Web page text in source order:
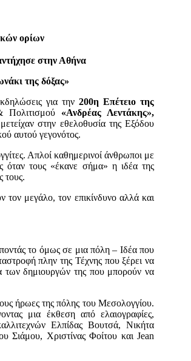
ορίων
στην Αθήνα
της δόξας»
για την 200η Επέτειο της
Πολιτισμού «Ανδρέας Λεντάκης»,
στην εθελοθυσία της Εξόδου
αυτού γεγονότος.
Απλοί καθημερινοί άνθρωποι με
όταν τους «έκανε σήμα» η ιδέα της
τους.
τον μεγάλο, τον επικίνδυνο αλλά και
το όμως σε μια πόλη – Ιδέα που
πλην της Τέχνης που ξέρει να
των δημιουργών της που μπορούν να
ήρωες της πόλης του Μεσολογγίου.
μια έκθεση από ελαιογραφίες,
Ελπίδας Βουτσά, Νικήτα
Χριστίνας Φοίτου και Jean